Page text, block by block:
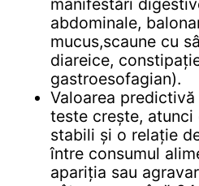
abdominale,
mucus,scaune cu
diareice,
gastroesofagian).
Valoarea
teste crește, atunci
stabili și o relație
între consumul
apariția sau